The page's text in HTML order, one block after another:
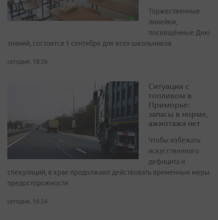
Торжественные
линейки,
посвящённые Дню
знаний, состоятся 1 сентября для всех школьников
сегодня, 18:26
Ситуация с
топливом в
Приморье:
запасы в норме,
ажиотажа нет
Чтобы избежать
искусственного
дефицита и
спекуляций, в крае продолжают действовать временные меры
предосторожности
сегодня, 16:24